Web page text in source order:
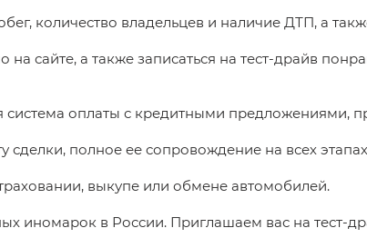
количество владельцев и наличие ДТП, а
сайте, а также записаться на тест-драйв
система оплаты с кредитными предложениями,
полное ее сопровождение на всех
выкупе или обмене автомобилей.
иномарок в России. Приглашаем вас на тест-